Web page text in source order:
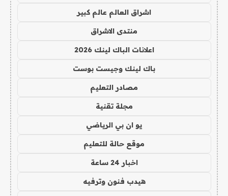
اشراق العالم عالم كبير
منتدى الاشراق
اعلانات الباك لينك 2026
باك لينك وجيست بوست
مصادر التعليم
مجلة تقنية
يو ان بي الرياضي
موقع حالة للتعليم
اخبار 24 ساعة
هيدب فنون وترفيه